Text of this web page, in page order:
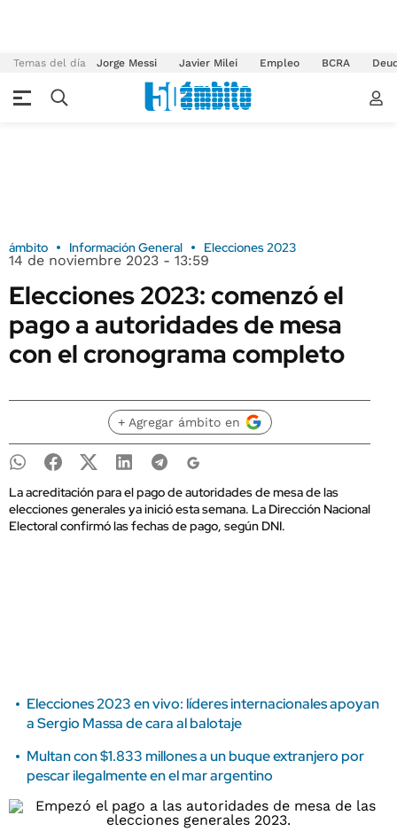
Temas del día Jorge Messi Javier Milei Empleo BCRA
ámbito Información General Elecciones 2023
14 de noviembre 2023 - 13:59
Elecciones 2023: comenzó el
pago a autoridades de mesa
con el cronograma completo
+ Agregar ámbito en
La acreditación para el pago de autoridades de mesa de las
elecciones generales ya inició esta semana. La Dirección Nacional
Electoral confirmó las fechas de pago, según DNI.
Elecciones 2023 en vivo: líderes internacionales apoyan
a Sergio Massa de cara al balotaje
Multan con $1.833 millones a un buque extranjero por
pescar ilegalmente en el mar argentino